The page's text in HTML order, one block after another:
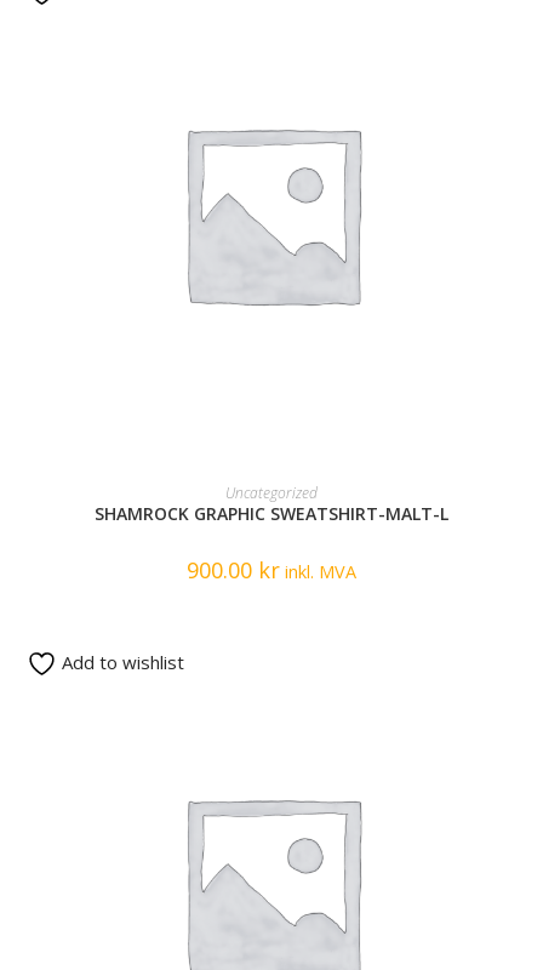
READ MORE
Uncategorized
SHAMROCK GRAPHIC SWEATSHIRT-MALT-L
900.00 kr inkl. MVA
Add to wishlist